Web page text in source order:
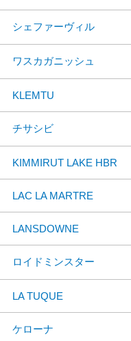
シェファーヴィル
ワスカガニッシュ
KLEMTU
チサシビ
KIMMIRUT LAKE HBR
LAC LA MARTRE
LANSDOWNE
ロイドミンスター
LA TUQUE
ケローナ